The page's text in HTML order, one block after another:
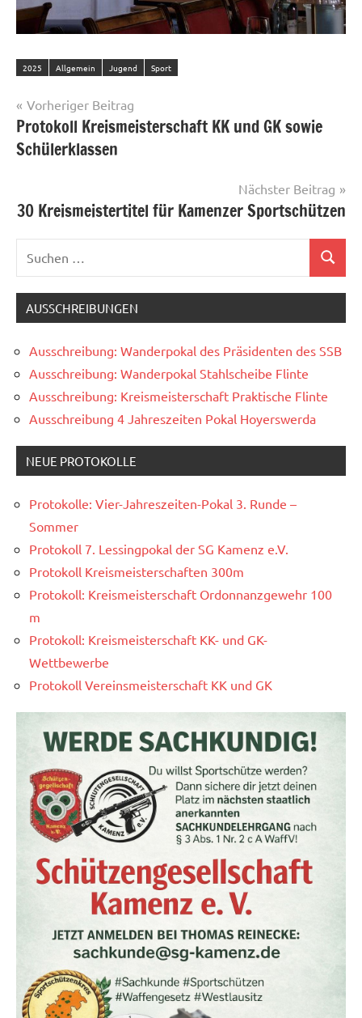
2025 Allgemein Jugend Sport
Beitragsnavigation
Vorheriger Beitrag
Protokoll Kreismeisterschaft KK und GK sowie
Schülerklassen
Nächster Beitrag
30 Kreismeistertitel für Kamenzer Sportschützen
Suchen
AUSSCHREIBUNGEN
Ausschreibung: Wanderpokal des Präsidenten des SSB
Ausschreibung: Wanderpokal Stahlscheibe Flinte
Ausschreibung: Kreismeisterschaft Praktische Flinte
Ausschreibung 4 Jahreszeiten Pokal Hoyerswerda
NEUE PROTOKOLLE
Protokolle: Vier-Jahreszeiten-Pokal 3. Runde –
Sommer
Protokoll 7. Lessingpokal der SG Kamenz e.V.
Protokoll Kreismeisterschaften 300m
Protokoll: Kreismeisterschaft Ordonnanzgewehr 100
m
Protokoll: Kreismeisterschaft KK- und GK-
Wettbewerbe
Protokoll Vereinsmeisterschaft KK und GK